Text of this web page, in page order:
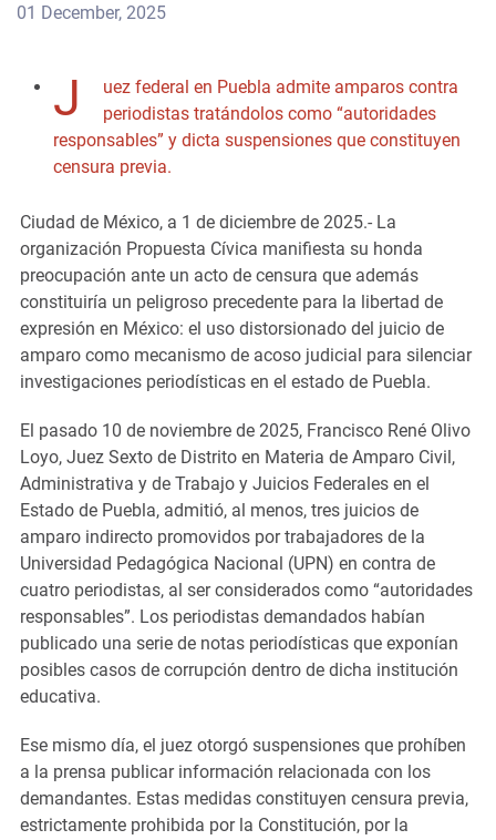
01 December, 2025
J
uez federal en Puebla admite amparos contra
periodistas tratándolos como “autoridades
responsables” y dicta suspensiones que constituyen
censura previa.
Ciudad de México, a 1 de diciembre de 2025.- La
organización Propuesta Cívica manifiesta su honda
preocupación ante un acto de censura que además
constituiría un peligroso precedente para la libertad de
expresión en México: el uso distorsionado del juicio de
amparo como mecanismo de acoso judicial para silenciar
investigaciones periodísticas en el estado de Puebla.
El pasado 10 de noviembre de 2025, Francisco René Olivo
Loyo, Juez Sexto de Distrito en Materia de Amparo Civil,
Administrativa y de Trabajo y Juicios Federales en el
Estado de Puebla, admitió, al menos, tres juicios de
amparo indirecto promovidos por trabajadores de la
Universidad Pedagógica Nacional (UPN) en contra de
cuatro periodistas, al ser considerados como “autoridades
responsables”. Los periodistas demandados habían
publicado una serie de notas periodísticas que exponían
posibles casos de corrupción dentro de dicha institución
educativa.
Ese mismo día, el juez otorgó suspensiones que prohíben
a la prensa publicar información relacionada con los
demandantes. Estas medidas constituyen censura previa,
estrictamente prohibida por la Constitución, por la